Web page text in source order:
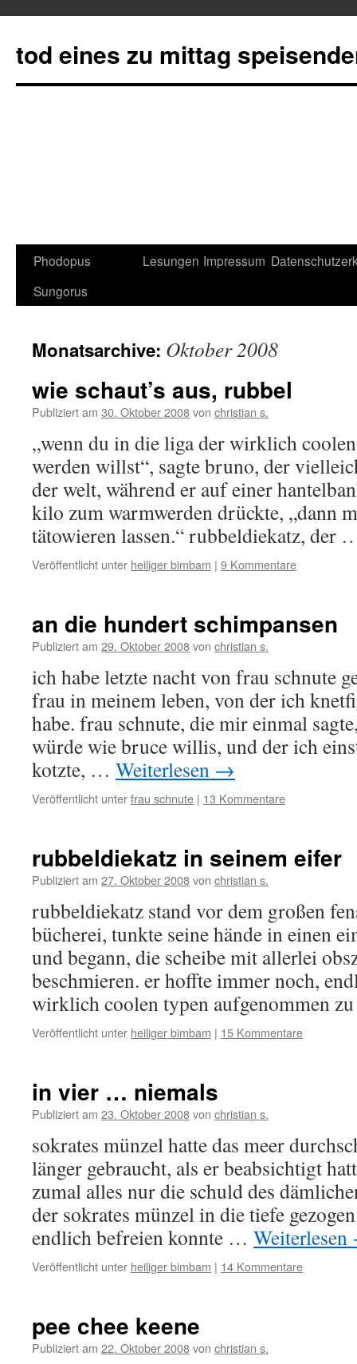
tod eines zu mittag
Springe
zum
Phodopus
Sungorus
Lesungen Impressum
Monatsarchive: Oktober 2008
wie schaut’s aus, rubbel
Publiziert am 30. Oktober 2008von christian s.
„wenn du in die liga der wirklich
werden willst“, sagte bruno, der
der welt, während er auf einer
kilo zum warmwerden drückte, „dann
tätowieren lassen.“ rubbeldiekatz, der
Veröffentlicht unter heiliger bimbam | 9 Kommentare
an die hundert schimpansen
Publiziert am 29. Oktober 2008von christian s.
ich habe letzte nacht von frau schnute
frau in meinem leben, von der ich
habe. frau schnute, die mir einmal
würde wie bruce willis, und der ich
kotzte, … Weiterlesen →
Veröffentlicht unterfrau schnute | 13 Kommentare
rubbeldiekatz in seinem eifer
Publiziert am 27. Oktober 2008von christian s.
rubbeldiekatz stand vor dem großen
bücherei, tunkte seine hände in einen
und begann, die scheibe mit allerlei
beschmieren. er hoffte immer noch,
wirklich coolen typen aufgenommen
Veröffentlicht unter heiliger bimbam | 15 Kommentare
in vier … niemals
Publiziert am 23. Oktober 2008von christian s.
sokrates münzel hatte das meer
länger gebraucht, als er beabsichtigt
zumal alles nur die schuld des
der sokrates münzel in die tiefe
endlich befreien konnte … Weiterlesen
Veröffentlicht unter heiliger bimbam | 14 Kommentare
pee chee keene
Publiziert am 22. Oktober 2008von christian s.